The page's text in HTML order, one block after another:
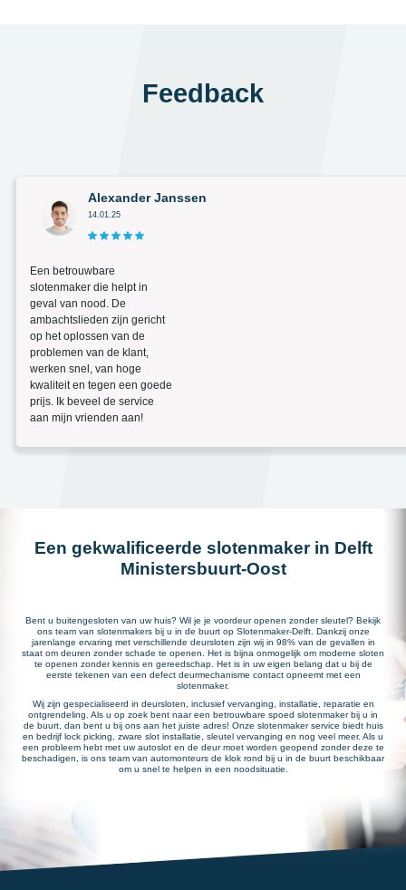
Feedback
Alexander Janssen
14.01.25
Een betrouwbare
slotenmaker die helpt in
geval van nood. De
ambachtslieden zijn gericht
op het oplossen van de
problemen van de klant,
werken snel, van hoge
kwaliteit en tegen een goede
prijs. Ik beveel de service
aan mijn vrienden aan!
Een gekwalificeerde slotenmaker in Delft
Ministersbuurt-Oost
Bent u buitengesloten van uw huis? Wil je je voordeur openen zonder sleutel? Bekijk
ons team van slotenmakers bij u in de buurt op Slotenmaker-Delft. Dankzij onze
jarenlange ervaring met verschillende deursloten zijn wij in 98% van de gevallen in
staat om deuren zonder schade te openen. Het is bijna onmogelijk om moderne sloten
te openen zonder kennis en gereedschap. Het is in uw eigen belang dat u bij de
eerste tekenen van een defect deurmechanisme contact opneemt met een
slotenmaker.
Wij zijn gespecialiseerd in deursloten, inclusief vervanging, installatie, reparatie en
ontgrendeling. Als u op zoek bent naar een betrouwbare spoed slotenmaker bij u in
de buurt, dan bent u bij ons aan het juiste adres! Onze slotenmaker service biedt huis
en bedrijf lock picking, zware slot installatie, sleutel vervanging en nog veel meer. Als u
een probleem hebt met uw autoslot en de deur moet worden geopend zonder deze te
beschadigen, is ons team van automonteurs de klok rond bij u in de buurt beschikbaar
om u snel te helpen in een noodsituatie.